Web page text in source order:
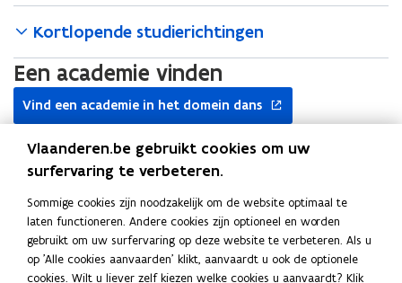
Kortlopende studierichtingen
Een academie vinden
Vind een academie in het domein dans
opent
vensterExtra informatie
Verwante pagina’s
Hoe en wanneer inschrijven in de academie
Wegwijs in het deeltijds kunstonderwijs
Vlaanderen.be gebruikt cookies om uw
surfervaring te verbeteren.
Sommige cookies zijn noodzakelijk om de website optimaal te
laten functioneren. Andere cookies zijn optioneel en worden
gebruikt om uw surfervaring op deze website te verbeteren. Als u
op 'Alle cookies aanvaarden' klikt, aanvaardt u ook de optionele
cookies. Wilt u liever zelf kiezen welke cookies u aanvaardt? Klik